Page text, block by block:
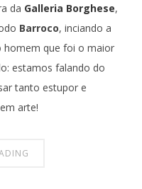
da Galleria Borghese,
Barroco, inciando a
homem que foi o maior
estamos falando do
tanto estupor e
arte!